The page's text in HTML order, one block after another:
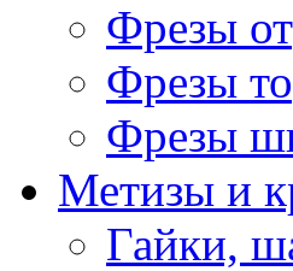
Фрезы
Фрезы
Фрезы
Метизы и
Гайки,